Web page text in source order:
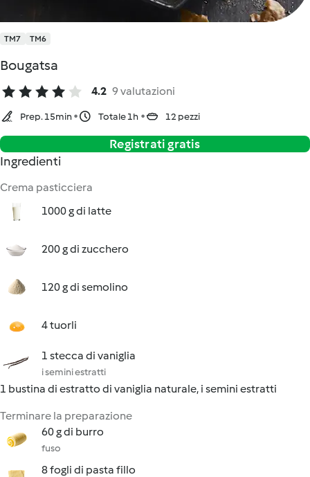
TM7 TM6
Bougatsa
4.2 9 valutazioni
Prep. 15min Totale 1h 12 pezzi
Registrati gratis
Ingredienti
Crema pasticciera
1000 g di latte
200 g di zucchero
120 g di semolino
4 tuorli
1 stecca di vaniglia
i semini estratti
1 bustina di estratto di vaniglia naturale, i semini estratti
Terminare la preparazione
60 g di burro
fuso
8 fogli di pasta fillo